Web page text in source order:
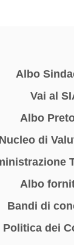
Albo
Vai al
Albo
Nucleo di
Albo
Bandi di
Politica dei